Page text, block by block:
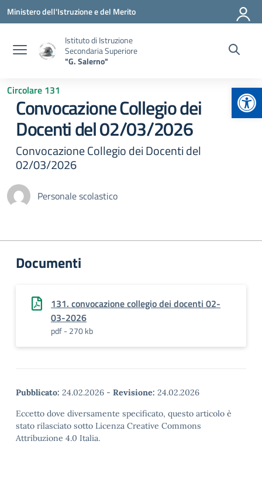
Vai ai contenuti
Vai al menu di navigazione
Vai al footer
Ministero dell'Istruzione e del Merito
Istituto di Istruzione
Secondaria Superiore
"G. Salerno"
Circolare 131
Convocazione Collegio dei
Docenti del 02/03/2026
Convocazione Collegio dei Docenti del
02/03/2026
Personale scolastico
Documenti
131. convocazione collegio dei docenti 02-
03-2026
pdf - 270 kb
Pubblicato: 24.02.2026 - Revisione: 24.02.2026
Eccetto dove diversamente specificato, questo articolo è
stato rilasciato sotto Licenza Creative Commons
Attribuzione 4.0 Italia.